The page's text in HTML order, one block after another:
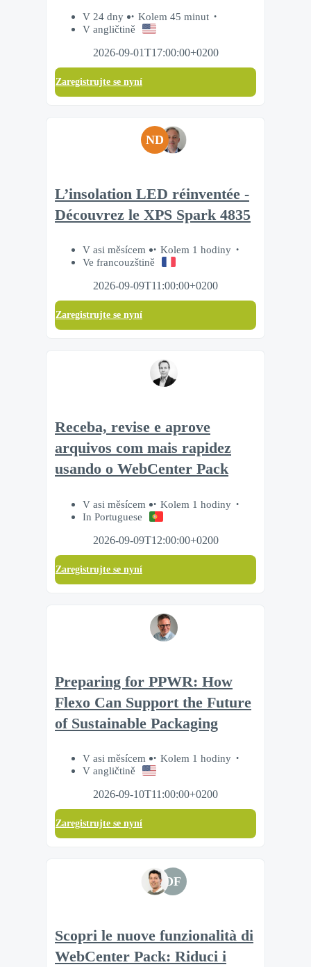
V 24 dny
Kolem 45 minut
V angličtině
2026-09-01T17:00:00+0200
Zaregistrujte se nyní
ND
L’insolation LED réinventée -
Découvrez le XPS Spark 4835
V asi měsícem
Kolem 1 hodiny
Ve francouzštině
2026-09-09T11:00:00+0200
Zaregistrujte se nyní
Receba, revise e aprove
arquivos com mais rapidez
usando o WebCenter Pack
V asi měsícem
Kolem 1 hodiny
In Portuguese
2026-09-09T12:00:00+0200
Zaregistrujte se nyní
Preparing for PPWR: How
Flexo Can Support the Future
of Sustainable Packaging
V asi měsícem
Kolem 1 hodiny
V angličtině
2026-09-10T11:00:00+0200
Zaregistrujte se nyní
DF
Scopri le nuove funzionalità di
WebCenter Pack: Riduci i